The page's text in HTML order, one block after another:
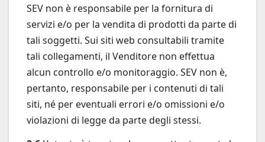
SEV non è responsabile per la fornitura di
servizi e/o per la vendita di prodotti da parte di
tali soggetti. Sui siti web consultabili tramite
tali collegamenti, il Venditore non effettua
alcun controllo e/o monitoraggio. SEV non è,
pertanto, responsabile per i contenuti di tali
siti, né per eventuali errori e/o omissioni e/o
violazioni di legge da parte degli stessi.